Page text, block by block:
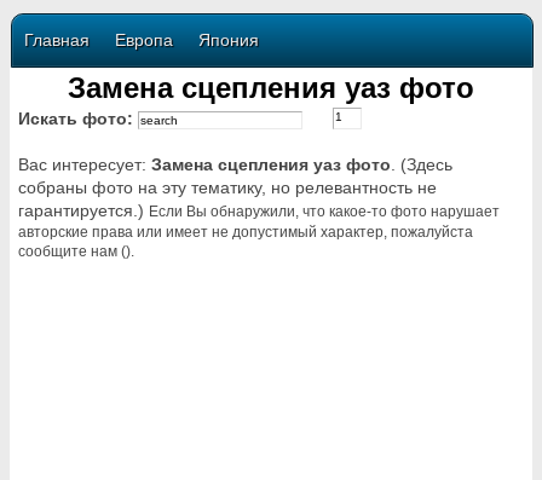
Главная Европа Япония
Замена сцепления уаз фото
Искать фото:
Вас интересует: Замена сцепления уаз фото . (Здесь
собраны фото на эту тематику, но релевантность не
гарантируется.) Если Вы обнаружили, что какое-то фото нарушает
авторские права или имеет не допустимый характер, пожалуйста
сообщите нам ().